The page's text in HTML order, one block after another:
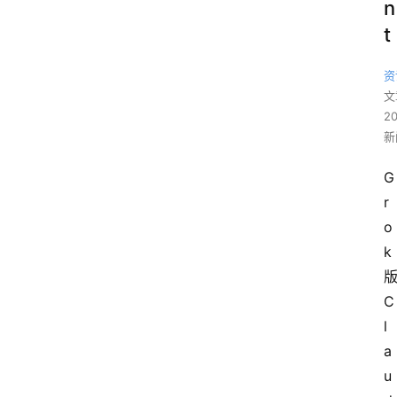
n
t
G
r
o
k
版
C
l
a
u